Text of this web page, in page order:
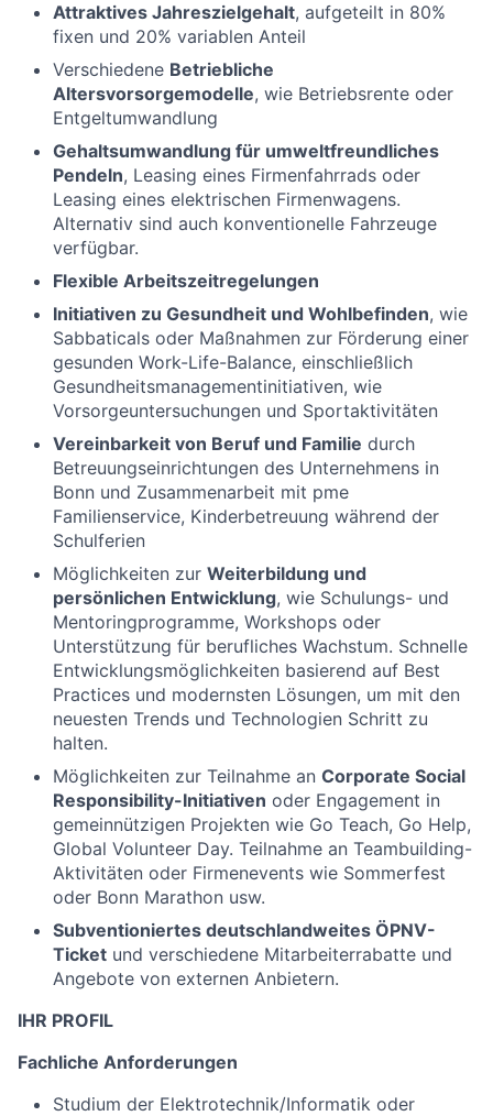
Attraktives Jahreszielgehalt, aufgeteilt in 80%
fixen und 20% variablen Anteil
Verschiedene Betriebliche
Altersvorsorgemodelle, wie Betriebsrente oder
Entgeltumwandlung
Gehaltsumwandlung für umweltfreundliches
Pendeln, Leasing eines Firmenfahrrads oder
Leasing eines elektrischen Firmenwagens.
Alternativ sind auch konventionelle Fahrzeuge
verfügbar.
Flexible Arbeitszeitregelungen
Initiativen zu Gesundheit und Wohlbefinden, wie
Sabbaticals oder Maßnahmen zur Förderung einer
gesunden Work-Life-Balance, einschließlich
Gesundheitsmanagementinitiativen, wie
Vorsorgeuntersuchungen und Sportaktivitäten
Vereinbarkeit von Beruf und Familie durch
Betreuungseinrichtungen des Unternehmens in
Bonn und Zusammenarbeit mit pme
Familienservice, Kinderbetreuung während der
Schulferien
Möglichkeiten zur Weiterbildung und
persönlichen Entwicklung, wie Schulungs- und
Mentoringprogramme, Workshops oder
Unterstützung für berufliches Wachstum. Schnelle
Entwicklungsmöglichkeiten basierend auf Best
Practices und modernsten Lösungen, um mit den
neuesten Trends und Technologien Schritt zu
halten.
Möglichkeiten zur Teilnahme an Corporate Social
Responsibility-Initiativen oder Engagement in
gemeinnützigen Projekten wie Go Teach, Go Help,
Global Volunteer Day. Teilnahme an Teambuilding-
Aktivitäten oder Firmenevents wie Sommerfest
oder Bonn Marathon usw.
Subventioniertes deutschlandweites ÖPNV-
Ticket und verschiedene Mitarbeiterrabatte und
Angebote von externen Anbietern.
IHR PROFIL
Fachliche Anforderungen
Studium der Elektrotechnik/Informatik oder